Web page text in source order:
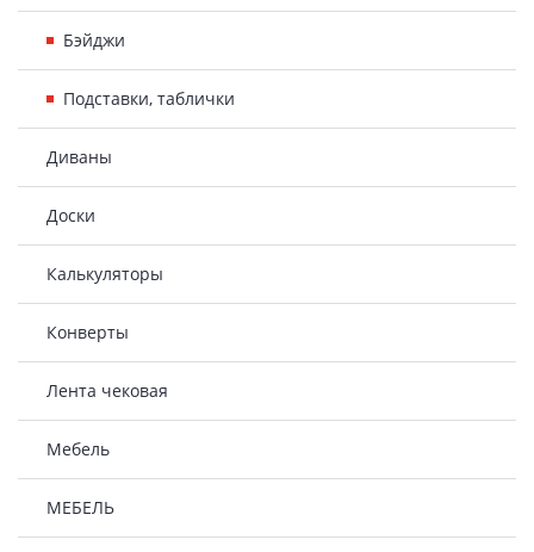
Бэйджи
Подставки, таблички
Диваны
Доски
Калькуляторы
Конверты
Лента чековая
Мебель
МЕБЕЛЬ